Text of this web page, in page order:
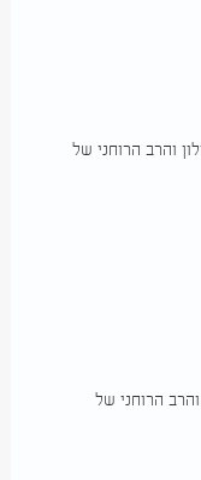
והרב הרוחני של
הרוחני של